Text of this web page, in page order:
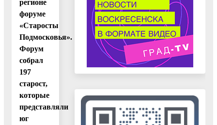
регионе
форуме
«Старосты
Подмосковья».
Форум
собрал
197
старост,
которые
представляли
юг